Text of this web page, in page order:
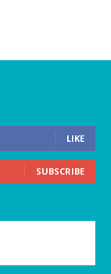
LIKE
SUBSCRIBE